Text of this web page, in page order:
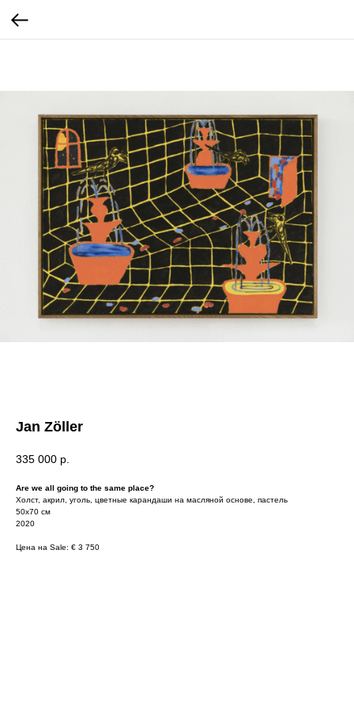
Jan Zöller
335 000 р.
Are we all going to the same place?
Холст, акрил, уголь, цветные карандаши на масляной основе, пастель
50х70 см
2020
Цена на Sale: € 3 750